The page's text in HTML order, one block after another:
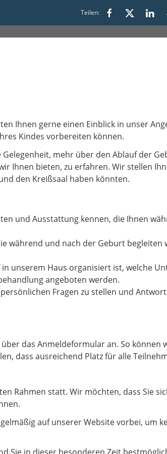
Teilen:
Ihnen gerne einen Einblick in unser
Kindes vorbereiten können.
mehr über den Ablauf der
Ihnen bieten, zu erfahren. Wir stellen
den Kreißsaal haben könnten.
und Ausstattung kennen, die Ihnen
während und nach der Geburt begleiten
unserem Haus organisiert ist, welche
angeboten werden.
Fragen zu stellen und
das Anmeldeformular an. So können
dass ausreichend Platz für alle
Rahmen statt. Wir möchten, dass Sie
auf unserer Website vorbei, um